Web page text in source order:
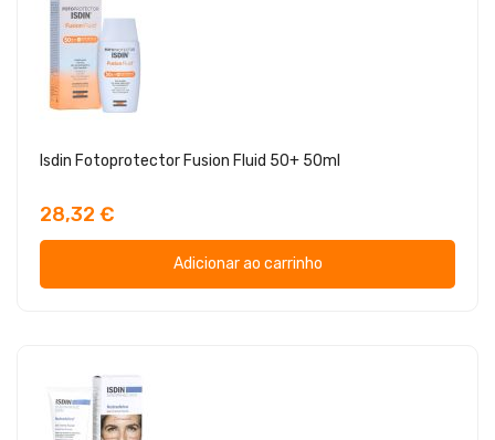
Isdin Fotoprotector Fusion Fluid 50+ 50ml
28,32 €
Adicionar ao carrinho